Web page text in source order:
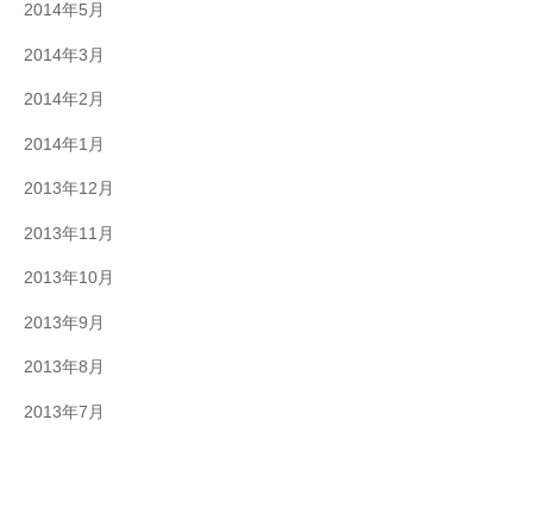
2014年5月
2014年3月
2014年2月
2014年1月
2013年12月
2013年11月
2013年10月
2013年9月
2013年8月
2013年7月